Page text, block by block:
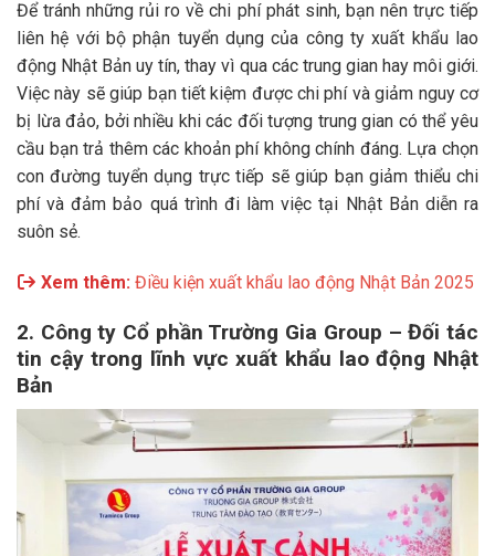
Để tránh những rủi ro về chi phí phát sinh, bạn nên trực tiếp
liên hệ với bộ phận tuyển dụng của công ty xuất khẩu lao
động Nhật Bản uy tín, thay vì qua các trung gian hay môi giới.
Việc này sẽ giúp bạn tiết kiệm được chi phí và giảm nguy cơ
bị lừa đảo, bởi nhiều khi các đối tượng trung gian có thể yêu
cầu bạn trả thêm các khoản phí không chính đáng. Lựa chọn
con đường tuyển dụng trực tiếp sẽ giúp bạn giảm thiểu chi
phí và đảm bảo quá trình đi làm việc tại Nhật Bản diễn ra
suôn sẻ.
Xem thêm: Điều kiện xuất khẩu lao động Nhật Bản 2025
2. Công ty Cổ phần Trường Gia Group – Đối tác
tin cậy trong lĩnh vực xuất khẩu lao động Nhật
Bản